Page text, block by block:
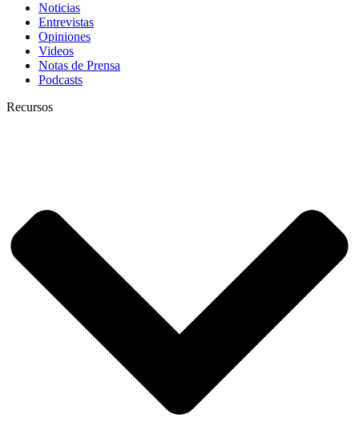
Noticias
Entrevistas
Opiniones
Videos
Notas de Prensa
Podcasts
Recursos